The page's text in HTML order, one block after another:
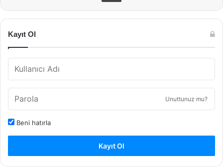
Kayıt Ol
Unuttunuz mu?
Beni hatırla
Kayıt Ol